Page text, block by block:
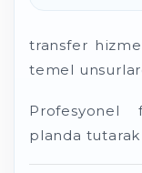
transfer
temel
planda